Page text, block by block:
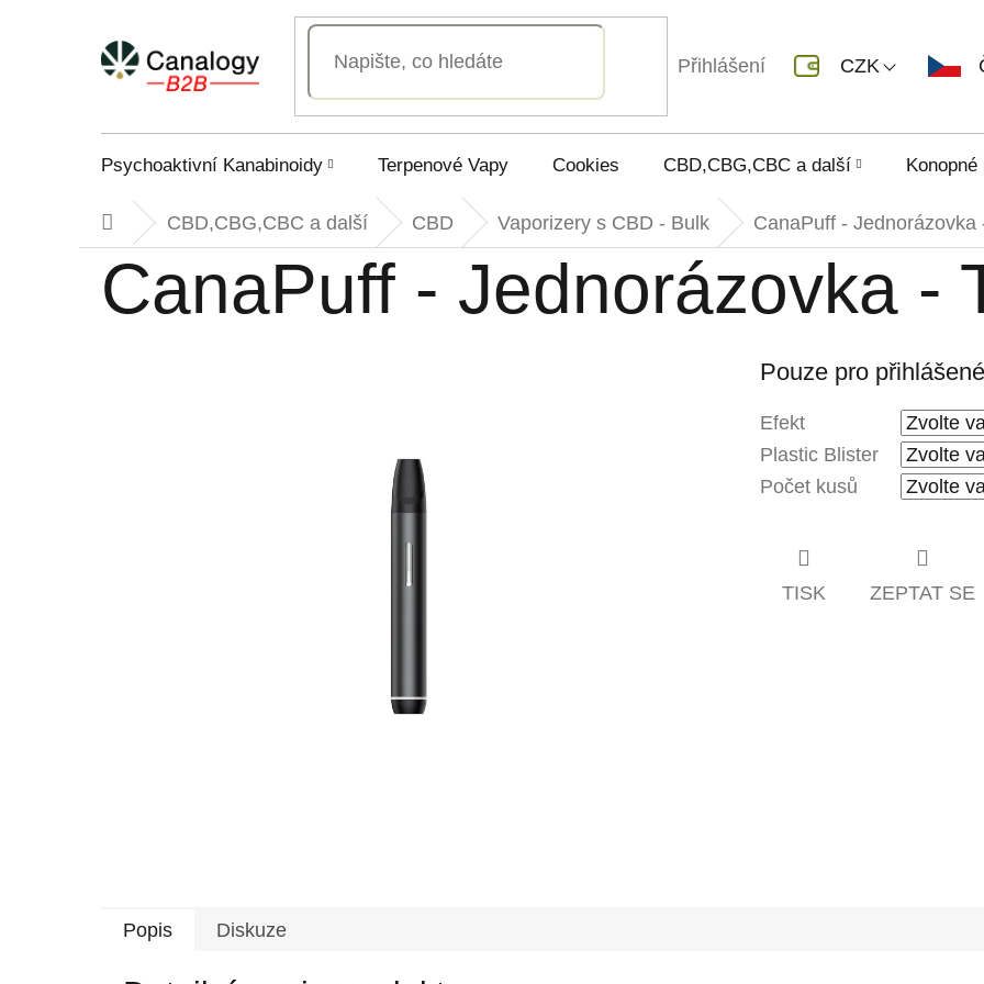
CZK
Přihlášení
Psychoaktivní Kanabinoidy Terpenové Vapy Cookies CBD,CBG,CBC a další
DomůCBD,CBG,CBC a další CBD Vaporizery s CBD - Bulk CanaPuff - Jednorázovka
CanaPuff - Jednorázovka -
Pouze pro přihlášené
Efekt
Plastic Blister
Počet kusů
TISK ZEPTAT SE
Popis Diskuze